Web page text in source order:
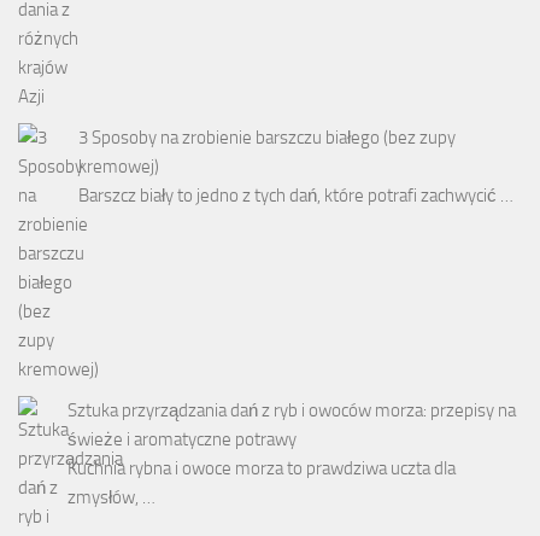
3 Sposoby na zrobienie barszczu białego (bez zupy
kremowej)
Barszcz biały to jedno z tych dań, które potrafi zachwycić …
Sztuka przyrządzania dań z ryb i owoców morza: przepisy na
świeże i aromatyczne potrawy
Kuchnia rybna i owoce morza to prawdziwa uczta dla
zmysłów, …